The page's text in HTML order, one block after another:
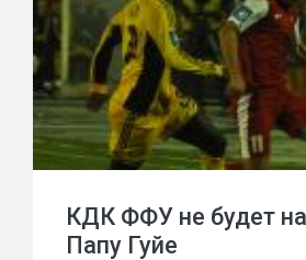
КДК ФФУ не будет
Папу Гуйе